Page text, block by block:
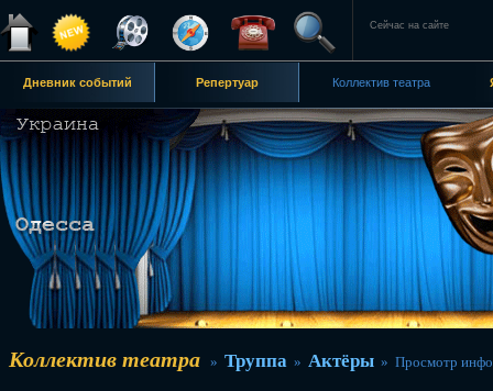
Сейчас на сайте
Дневник событий Репертуар Коллектив театра
Коллектив театра » Труппа » Актёры » Просмотр